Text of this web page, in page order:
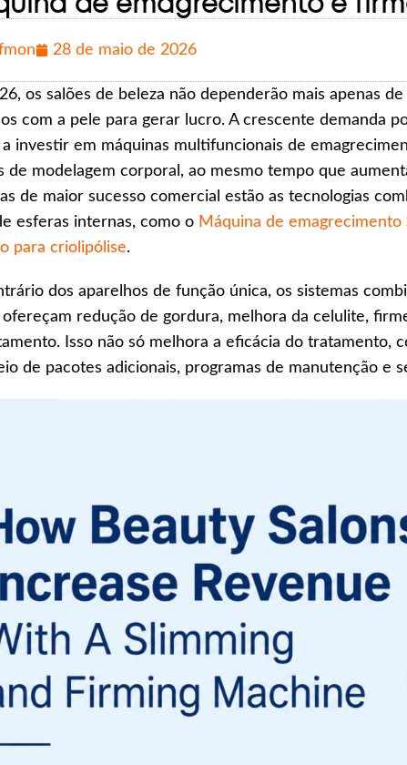
de emagrecimento e
28 de maio de 2026
os salões de beleza não dependerão mais apenas
com a pele para gerar lucro. A crescente demanda
a investir em máquinas multifuncionais de
de modelagem corporal, ao mesmo tempo que
de maior sucesso comercial estão as tecnologias
esferas internas, como o Máquina de
para criolipólise.
dos aparelhos de função única, os sistemas
ofereçam redução de gordura, melhora da celulite,
Isso não só melhora a eficácia do tratamento,
de pacotes adicionais, programas de manutenção e